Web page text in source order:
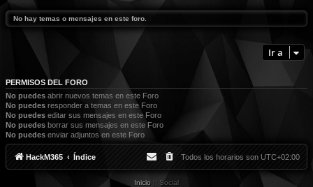
No hay temas o mensajes en este foro.
Ir a
PERMISOS DEL FORO
No puedes abrir nuevos temas en este Foro
No puedes responder a temas en este Foro
No puedes editar sus mensajes en este Foro
No puedes borrar sus mensajes en este Foro
No puedes enviar adjuntos en este Foro
HackM365 Índice Todos los horarios son UTC+02:00
Inicio || Social